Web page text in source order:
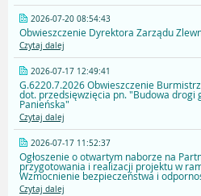
2026-07-20 08:54:43
Obwieszczenie Dyrektora Zarządu
Czytaj dalej
2026-07-17 12:49:41
G.6220.7.2026 Obwieszczenie
dot. przedsięwzięcia pn. "Budowa drogi
Panieńska"
Czytaj dalej
2026-07-17 11:52:37
Ogłoszenie o otwartym naborze na
przygotowania i realizacji projektu w
Wzmocnienie bezpieczeństwa i
Czytaj dalej